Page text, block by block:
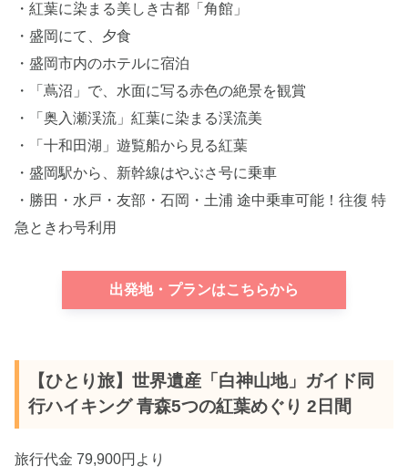
・紅葉に染まる美しき古都「角館」
・盛岡にて、夕食
・盛岡市内のホテルに宿泊
・「蔦沼」で、水面に写る赤色の絶景を観賞
・「奥入瀬渓流」紅葉に染まる渓流美
・「十和田湖」遊覧船から見る紅葉
・盛岡駅から、新幹線はやぶさ号に乗車
・勝田・水戸・友部・石岡・土浦 途中乗車可能！往復 特
急ときわ号利用
出発地・プランはこちらから
【ひとり旅】世界遺産「白神山地」ガイド同
行ハイキング 青森5つの紅葉めぐり 2日間
旅行代金 79,900円より